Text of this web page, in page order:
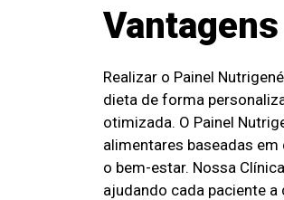
Realizar o Painel
dieta de forma
otimizada. O Painel
alimentares baseadas
o bem-estar. Nossa
ajudando cada paciente